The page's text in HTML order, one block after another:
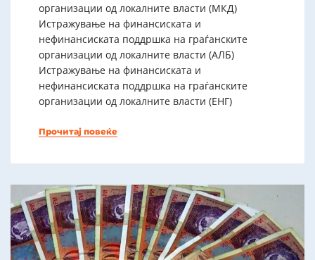
организации од локалните власти (МКД)
Истражување на финансиската и
нефинансиската поддршка на граѓанските
организации од локалните власти (АЛБ)
Истражување на финансиската и
нефинансиската поддршка на граѓанските
организации од локалните власти (ЕНГ)
Прочитај повеќе